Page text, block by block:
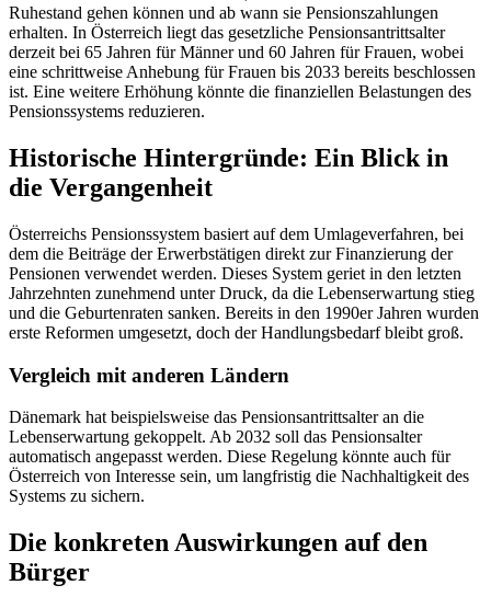
Ruhestand gehen können und ab wann sie Pensionszahlungen
erhalten. In Österreich liegt das gesetzliche Pensionsantrittsalter
derzeit bei 65 Jahren für Männer und 60 Jahren für Frauen, wobei
eine schrittweise Anhebung für Frauen bis 2033 bereits beschlossen
ist. Eine weitere Erhöhung könnte die finanziellen Belastungen des
Pensionssystems reduzieren.
Historische Hintergründe: Ein Blick in
die Vergangenheit
Österreichs Pensionssystem basiert auf dem Umlageverfahren, bei
dem die Beiträge der Erwerbstätigen direkt zur Finanzierung der
Pensionen verwendet werden. Dieses System geriet in den letzten
Jahrzehnten zunehmend unter Druck, da die Lebenserwartung stieg
und die Geburtenraten sanken. Bereits in den 1990er Jahren wurden
erste Reformen umgesetzt, doch der Handlungsbedarf bleibt groß.
Vergleich mit anderen Ländern
Dänemark hat beispielsweise das Pensionsantrittsalter an die
Lebenserwartung gekoppelt. Ab 2032 soll das Pensionsalter
automatisch angepasst werden. Diese Regelung könnte auch für
Österreich von Interesse sein, um langfristig die Nachhaltigkeit des
Systems zu sichern.
Die konkreten Auswirkungen auf den
Bürger